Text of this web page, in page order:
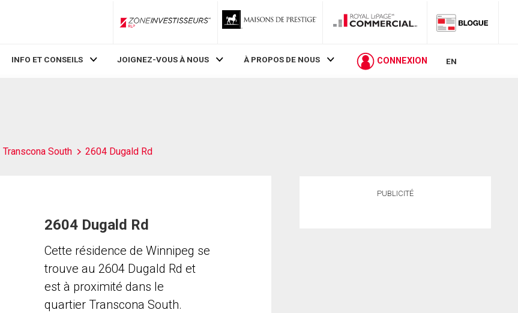
ZoneInvestisseurs RLP
INFO ET CONSEILS JOIGNEZ-VOUS À NOUS À PROPOS DE NOUS CONNEXION EN
Transcona South 2604 Dugald Rd
2604 Dugald Rd
Cette résidence de Winnipeg se
trouve au 2604 Dugald Rd et
est à proximité dans le
quartier Transcona South.
PUBLICITÉ